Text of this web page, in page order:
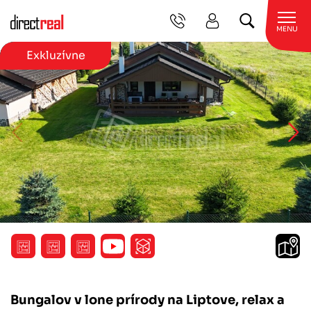
MENU
Exkluzívne
Bungalov v lone prírody na Liptove, relax a